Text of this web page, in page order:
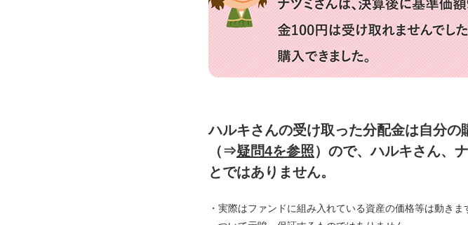
ハルキさんの受け取った分配金は自分
（⇒疑問4を参照）ので、ハルキさん、
とではありません。
・実際はファンドに組み入れている資産の価格等は動き